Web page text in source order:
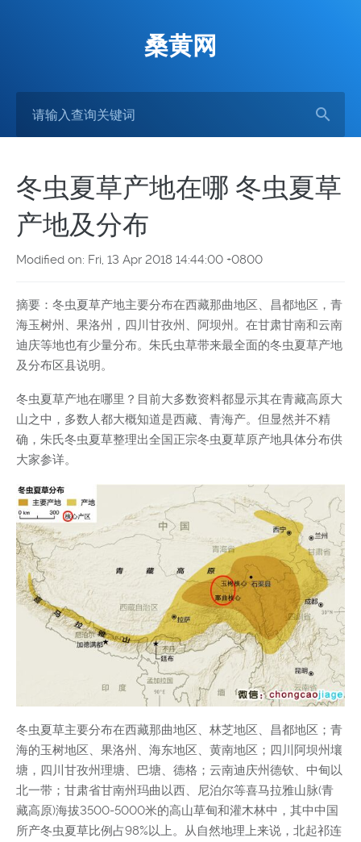
桑黄网
冬虫夏草产地在哪 冬虫夏草
产地及分布
Modified on: Fri, 13 Apr 2018 14:44:00 +0800
摘要：冬虫夏草产地主要分布在西藏那曲地区、昌都地区，青
海玉树州、果洛州，四川甘孜州、阿坝州。在甘肃甘南和云南
迪庆等地也有少量分布。朱氏虫草带来最全面的冬虫夏草产地
及分布区县说明。
冬虫夏草产地在哪里？目前大多数资料都显示其在青藏高原大
山之中，多数人都大概知道是西藏、青海产。但显然并不精
确，朱氏冬虫夏草整理出全国正宗冬虫夏草原产地具体分布供
大家参详。
冬虫夏草主要分布在西藏那曲地区、林芝地区、昌都地区；青
海的玉树地区、果洛州、海东地区、黄南地区；四川阿坝州壤
塘，四川甘孜州理塘、巴塘、德格；云南迪庆州德钦、中甸以
北一带；甘肃省甘南州玛曲以西、尼泊尔等喜马拉雅山脉(青
藏高原)海拔3500-5000米的高山草甸和灌木林中，其中中国
所产冬虫夏草比例占98%以上。从自然地理上来说，北起祁连